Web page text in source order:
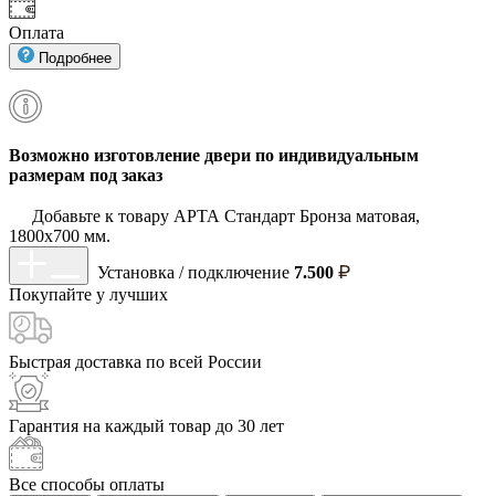
Оплата
Подробнее
Возможно изготовление двери по индивидуальным
размерам под заказ
Добавьте к товару АРТА Стандарт Бронза матовая,
1800х700 мм.
Установка / подключение 7.500
Покупайте у лучших
Быстрая доставка по всей России
Гарантия на каждый товар до 30 лет
Все способы оплаты